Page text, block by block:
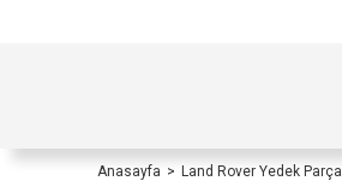
Anasayfa Land Rover Yedek Parça